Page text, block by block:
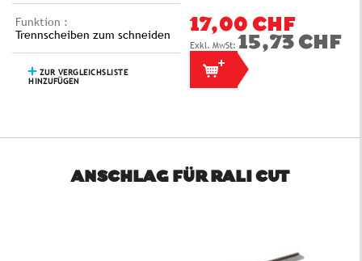
Funktion :
Trennscheiben zum schneiden
ZUR VERGLEICHSLISTE
HINZUFÜGEN
17,00 CHF
15,73 CHF
ANSCHLAG FÜR RALI CUT